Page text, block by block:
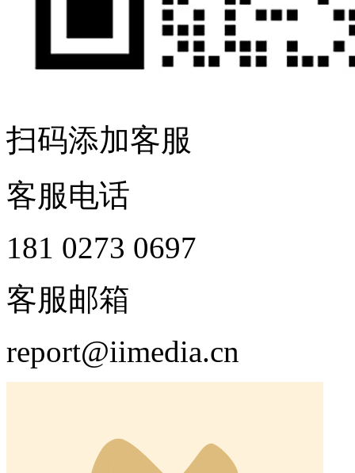
扫码添加客服
客服电话
181 0273 0697
客服邮箱
report@iimedia.cn